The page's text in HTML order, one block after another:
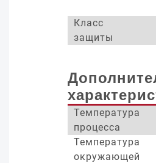
Класс
защиты
Температура
процесса
Температура
окружающей